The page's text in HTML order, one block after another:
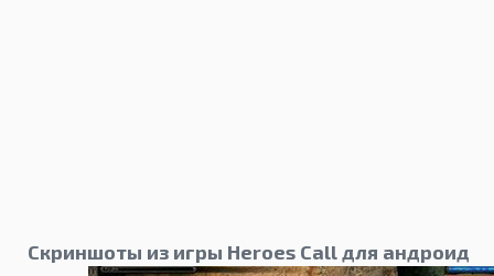
Скриншоты из игры Heroes Call для андроид